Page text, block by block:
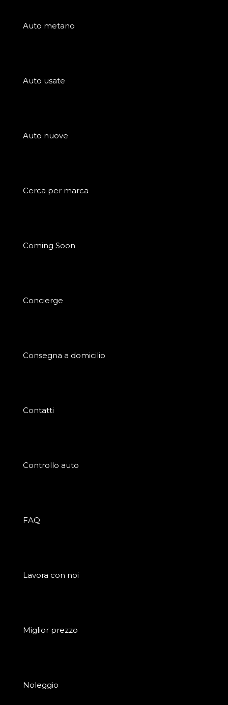
Auto metano
Auto usate
Auto nuove
Cerca per marca
Coming Soon
Concierge
Consegna a domicilio
Contatti
Controllo auto
FAQ
Lavora con noi
Miglior prezzo
Noleggio